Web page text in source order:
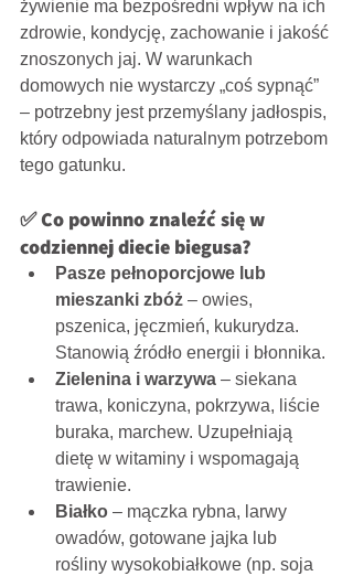
żywienie ma bezpośredni wpływ na ich
zdrowie, kondycję, zachowanie i jakość
znoszonych jaj. W warunkach
domowych nie wystarczy „coś sypnąć”
– potrzebny jest przemyślany jadłospis,
który odpowiada naturalnym potrzebom
tego gatunku.
✅ Co powinno znaleźć się w
codziennej diecie biegusa?
Pasze pełnoporcjowe lub
mieszanki zbóż – owies,
pszenica, jęczmień, kukurydza.
Stanowią źródło energii i błonnika.
Zielenina i warzywa – siekana
trawa, koniczyna, pokrzywa, liście
buraka, marchew. Uzupełniają
dietę w witaminy i wspomagają
trawienie.
Białko – mączka rybna, larwy
owadów, gotowane jajka lub
rośliny wysokobiałkowe (np. soja